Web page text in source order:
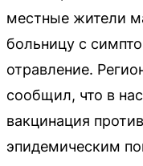
местные жители
больницу с
отравление.
сообщил, что в
вакцинация
эпидемическим